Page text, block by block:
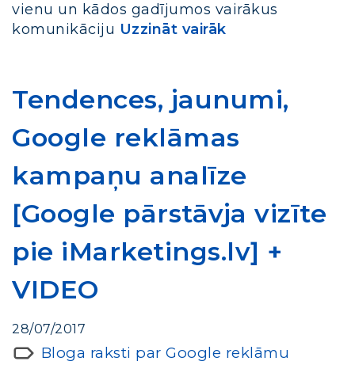
vienu un kādos gadījumos vairākus
komunikāciju Uzzināt vairāk
Tendences, jaunumi,
Google reklāmas
kampaņu analīze
[Google pārstāvja vizīte
pie iMarketings.lv] +
VIDEO
28/07/2017
Bloga raksti par Google reklāmu